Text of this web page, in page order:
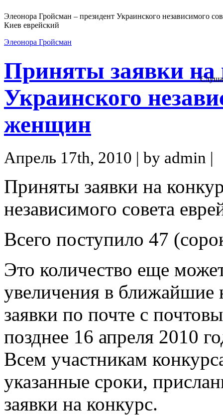
Элеонора Гройсман – президент Украинского независимого
Киев еврейский
Элеонора Гройсман
Приняты заявки на
Украинского
женщин
Апрель 17th, 2010 | by admin |
Приняты заявки на
независимого совета
Всего поступило 47
Это количество еще
увеличения в ближайшие
заявки по почте с
позднее 16 апреля 2010
Всем участникам
указанные сроки,
заявки на конкурс.